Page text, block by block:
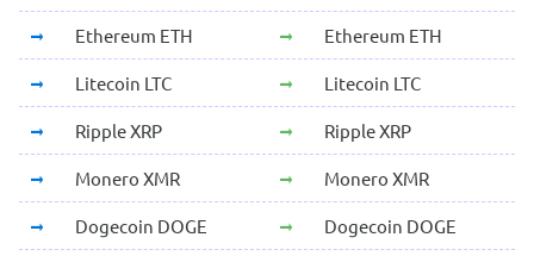
Ethereum ETH Ethereum ETH
Litecoin LTC Litecoin LTC
Ripple XRP Ripple XRP
Monero XMR Monero XMR
Dogecoin DOGE Dogecoin DOGE